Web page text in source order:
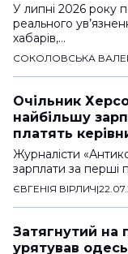
У липні 2026 року
реального
хабарів,…
СОКОЛОВСЬКА
Очільник
найбільшу
платять
Журналісти
зарплати за перші
ЄВГЕНІЯ ВІРЛИЧ|
Затягнутий на
урятував